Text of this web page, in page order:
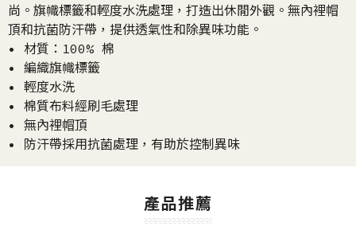
尚。旗幟標籤和輕度水洗處理，打造出休閒外觀。無內裡帽
頂和抗菌防汗帶，提供透氣性和除異味功能。
• 材質：100% 棉
• 編織旗幟標籤
• 輕度水洗
• 棉質布料經刷毛處理
• 無內裡帽頂
• 防汗帶採用抗菌處理，有助於控制異味
產品推薦